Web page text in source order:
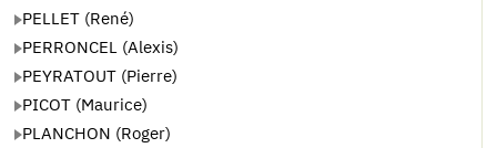
PELLET (René)
PERRONCEL (Alexis)
PEYRATOUT (Pierre)
PICOT (Maurice)
PLANCHON (Roger)